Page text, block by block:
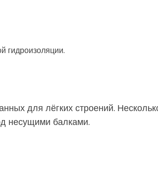
гидроизоляции.
для лёгких строений.
несущими балками.